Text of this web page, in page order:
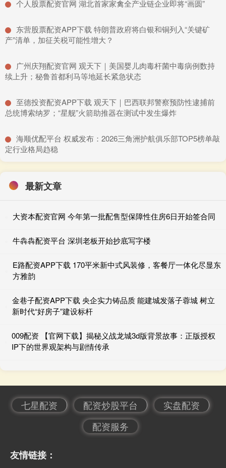
​个人股票配资官网 湖北首家家禽全产业链企业即将“画圆”
​东营股票配资APP下载 特朗普政府将白银和铜列入“关键矿
产”清单，加征关税可能性增大？
​广州庆翔配资官网 观天下｜美国婴儿肉毒杆菌中毒病例数持
续上升；秘鲁首都利马等地延长紧急状态
​至德投资配资APP下载 观天下｜巴西联邦警察预防性逮捕前
总统博索纳罗；“星舰”火箭助推器在测试中发生爆炸
​海顺优配平台 权威发布：2026三角洲护航俱乐部TOP5榜单敲
定行业格局趋稳
最新文章
大资本配资官网 今年第一批配售型保障性住房6日开始签合同
牛犇犇配资平台 深圳老板开始抄底写字楼
E路配资APP下载 170平米新中式风装修，客餐厅一体化尽显东
方雅韵
金巷子配资APP下载 央企实力铸品质 能建城发落子蓉城 树立
新时代“好房子”建设标杆
009配资 【官网下载】揭秘义战龙城3d版背景故事：正版授权
IP下的世界观架构与剧情传承
七星配资 配资炒股平台
实盘配资
配资服务
友情链接：